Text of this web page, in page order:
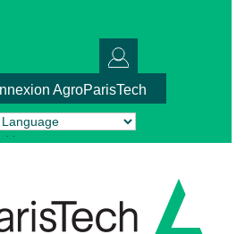
AgroParisTech
by Translate